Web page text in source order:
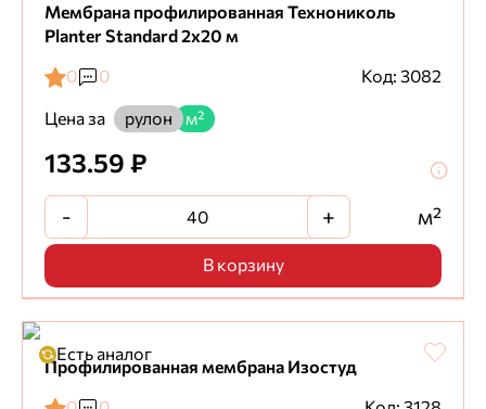
Мембрана профилированная Технониколь
Planter Standard 2х20 м
0
0
Код: 3082
Цена за
рулон м²
133.59 ₽
- + м²
В корзину
Есть аналог
Профилированная мембрана Изостуд